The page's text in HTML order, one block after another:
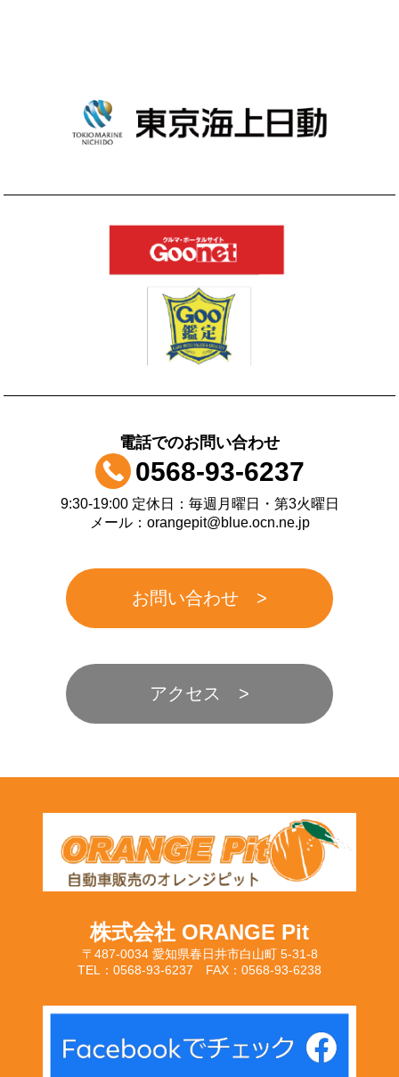
電話でのお問い合わせ
0568-93-6237
9:30-19:00 定休日：毎週月曜日・第3火曜日
メール：orangepit@blue.ocn.ne.jp
お問い合わせ
アクセス
株式会社 ORANGE Pit
〒487-0034 愛知県春日井市白山町 5-31-8
TEL：0568-93-6237 FAX：0568-93-6238